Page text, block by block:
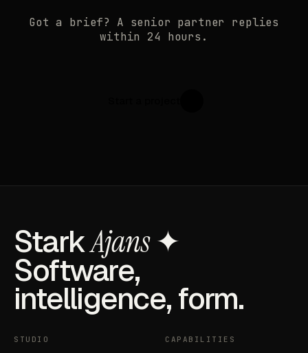
Got a brief? A senior partner replies
within 24 hours.
StarkAjans✦
Software,
intelligence, form.
STUDIO CAPABILITIES